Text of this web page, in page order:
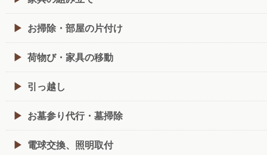
お掃除・部屋の片付け
荷物び・家具の移動
引っ越し
お墓参り代行・墓掃除
電球交換、照明取付